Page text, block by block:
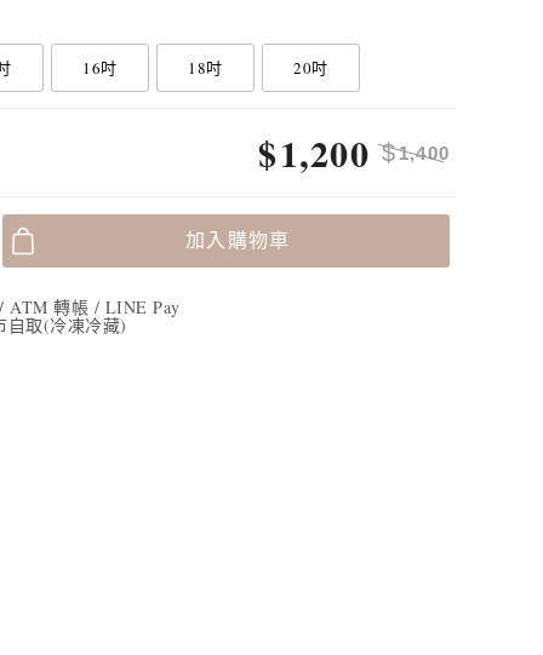
16吋 18吋 20吋
$1,200 $1,400
加入購物車
ATM 轉帳 / LINE Pay
自取(冷凍冷藏)